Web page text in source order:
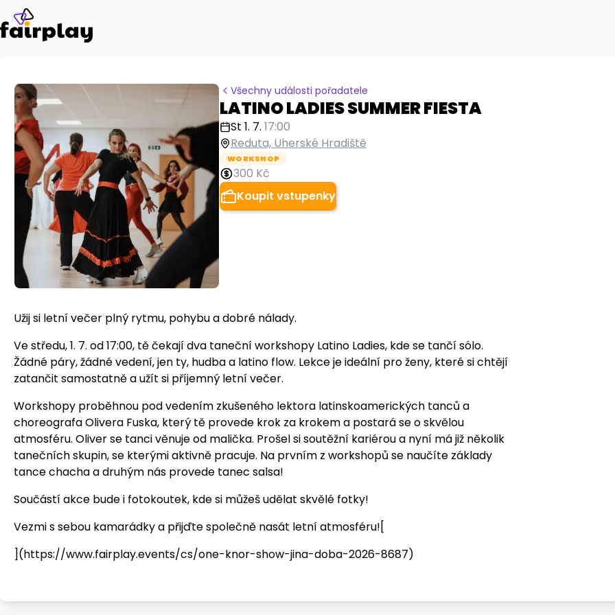
Všechny události pořadatele
LATINO LADIES SUMMER FIESTA
St 1. 7. 17:00
Reduta, Uherské Hradiště
WORKSHOP
300 Kč
Koupit vstupenky
Užij si letní večer plný rytmu, pohybu a dobré nálady.
Ve středu, 1. 7. od 17:00, tě čekají dva taneční workshopy Latino Ladies, kde se tančí sólo.
Žádné páry, žádné vedení, jen ty, hudba a latino flow. Lekce je ideální pro ženy, které si chtějí
zatančit samostatně a užít si příjemný letní večer.
Workshopy proběhnou pod vedením zkušeného lektora latinskoamerických tanců a
choreografa Olivera Fuska, který tě provede krok za krokem a postará se o skvělou
atmosféru. Oliver se tanci věnuje od malička. Prošel si soutěžní kariérou a nyní má již několik
tanečních skupin, se kterými aktivně pracuje. Na prvním z workshopů se naučíte základy
tance chacha a druhým nás provede tanec salsa!
Součástí akce bude i fotokoutek, kde si můžeš udělat skvělé fotky!
Vezmi s sebou kamarádky a přijďte společně nasát letní atmosféru![
](https://www.fairplay.events/cs/one-knor-show-jina-doba-2026-8687)